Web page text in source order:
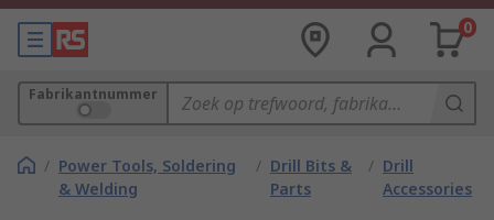
0
Fabrikantnummer
/ Power Tools, Soldering
& Welding
/ Drill Bits &
Parts
/ Drill
Accessories